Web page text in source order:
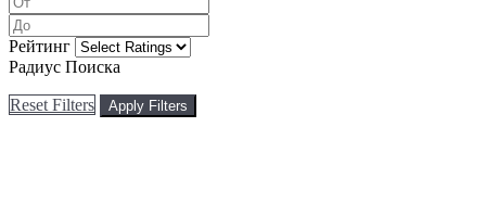
Рейтинг
Радиус Поиска
Reset Filters Apply Filters